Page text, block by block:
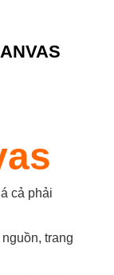
cả phải
trang